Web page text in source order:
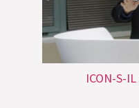
ICON-S-IL